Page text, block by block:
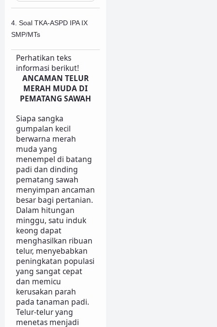
4. Soal TKA-ASPD IPA IX
SMP/MTs
Perhatikan teks
informasi berikut!
ANCAMAN TELUR
MERAH MUDA DI
PEMATANG SAWAH
Siapa sangka
gumpalan kecil
berwarna merah
muda yang
menempel di batang
padi dan dinding
pematang sawah
menyimpan ancaman
besar bagi pertanian.
Dalam hitungan
minggu, satu induk
keong dapat
menghasilkan ribuan
telur, menyebabkan
peningkatan populasi
yang sangat cepat
dan memicu
kerusakan parah
pada tanaman padi.
Telur-telur yang
menetas menjadi